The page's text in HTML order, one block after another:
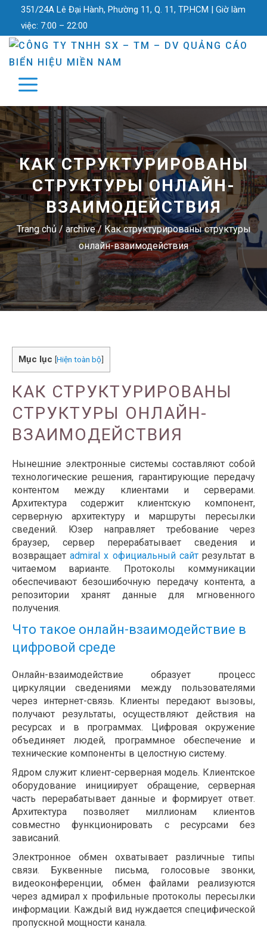
351/24A Lê Đại Hành, Phường 11, Q. 11, TP.HCM | Giờ làm
việc: 7:00 – 22:00
КАК СТРУКТУРИРОВАНЫ
СТРУКТУРЫ ОНЛАЙН-
ВЗАИМОДЕЙСТВИЯ
Trang chủ/ archive/Как структурированы структуры
онлайн-взаимодействия
Mục lục [Hiện toàn bộ]
КАК СТРУКТУРИРОВАНЫ
СТРУКТУРЫ ОНЛАЙН-
ВЗАИМОДЕЙСТВИЯ
Нынешние электронные системы составляют собой
технологические решения, гарантирующие передачу
контентом между клиентами и серверами.
Архитектура содержит клиентскую компонент,
серверную архитектуру и маршруты пересылки
сведений. Юзер направляет требование через
браузер, сервер перерабатывает сведения и
возвращаетadmiral x официальный сайтрезультат в
читаемом варианте. Протоколы коммуникации
обеспечивают безошибочную передачу контента, а
репозитории хранят данные для мгновенного
получения.
Что такое онлайн-взаимодействие в
цифровой среде
Онлайн-взаимодействие образует процесс
циркуляции сведениями между пользователями
через интернет-связь. Клиенты передают вызовы,
получают результаты, осуществляют действия на
ресурсах и в программах. Цифровая окружение
объединяет людей, программное обеспечение и
технические компоненты в целостную систему.
Ядром служит клиент-серверная модель. Клиентское
оборудование инициирует обращение, серверная
часть перерабатывает данные и формирует ответ.
Архитектура позволяет миллионам клиентов
совместно функционировать с ресурсами без
зависаний.
Электронное обмен охватывает различные типы
связи. Буквенные письма, голосовые звонки,
видеоконференции, обмен файлами реализуются
через адмирал х профильные протоколы пересылки
информации. Каждый вид нуждается специфической
пропускной мощности канала.